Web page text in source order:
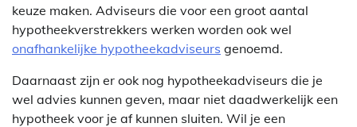
keuze maken. Adviseurs die voor een groot aantal
hypotheekverstrekkers werken worden ook wel
onafhankelijke hypotheekadviseurs genoemd.
Daarnaast zijn er ook nog hypotheekadviseurs die je
wel advies kunnen geven, maar niet daadwerkelijk een
hypotheek voor je af kunnen sluiten. Wil je een